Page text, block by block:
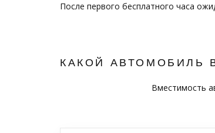
После первого бесплатного часа
КАКОЙ АВТОМОБИЛЬ
Вместимость